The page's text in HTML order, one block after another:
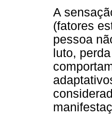
A
(fatores
pessoa
luto,